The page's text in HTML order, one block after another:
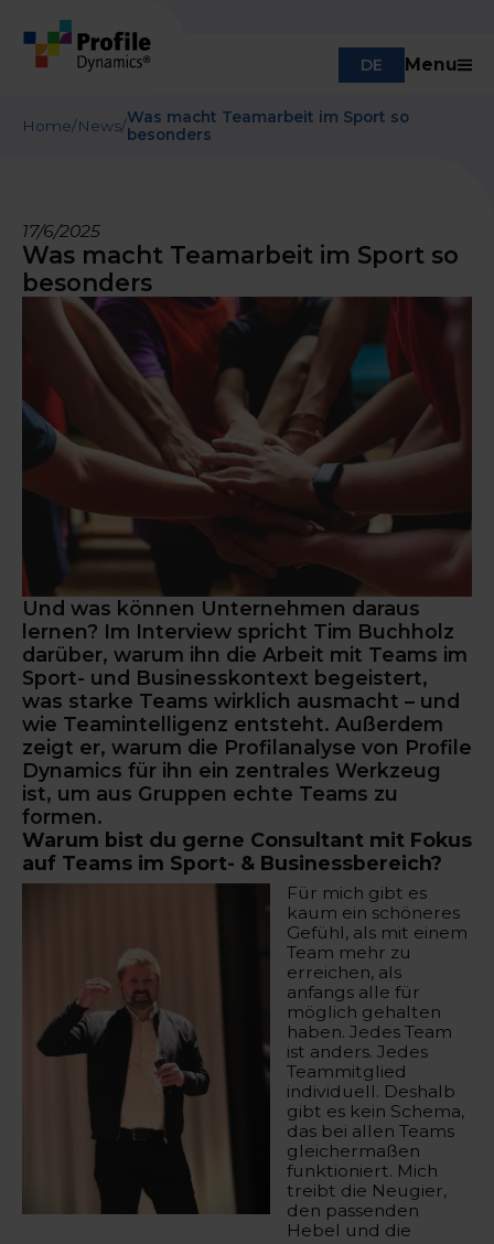
DE Menu
Home/News/Was macht Teamarbeit im Sport so
besonders
17/6/2025
Was macht Teamarbeit im Sport so
besonders
Und was können Unternehmen daraus
lernen? Im Interview spricht Tim Buchholz
darüber, warum ihn die Arbeit mit Teams im
Sport- und Businesskontext begeistert,
was starke Teams wirklich ausmacht – und
wie Teamintelligenz entsteht. Außerdem
zeigt er, warum die Profilanalyse von Profile
Dynamics für ihn ein zentrales Werkzeug
ist, um aus Gruppen echte Teams zu
formen.
Warum bist du gerne Consultant mit Fokus
auf Teams im Sport- & Businessbereich?
Für mich gibt es
kaum ein schöneres
Gefühl, als mit einem
Team mehr zu
erreichen, als
anfangs alle für
möglich gehalten
haben. Jedes Team
ist anders. Jedes
Teammitglied
individuell. Deshalb
gibt es kein Schema,
das bei allen Teams
gleichermaßen
funktioniert. Mich
treibt die Neugier,
den passenden
Hebel und die